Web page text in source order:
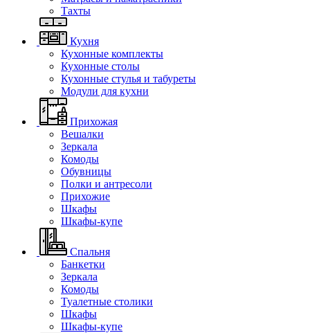
Тахты
Кухня
Кухонные комплекты
Кухонные столы
Кухонные стулья и табуреты
Модули для кухни
Прихожая
Вешалки
Зеркала
Комоды
Обувницы
Полки и антресоли
Прихожие
Шкафы
Шкафы-купе
Спальня
Банкетки
Зеркала
Комоды
Туалетные столики
Шкафы
Шкафы-купе